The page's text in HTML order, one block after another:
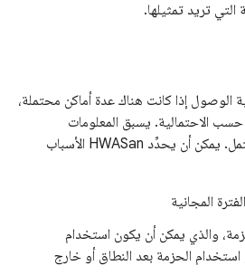
التي تريد تمثيلها.
الوصول إذا كانت هناك عدة أماكن محتملة،
الاحتمالية. يسبق المعلومات
التفصيلية حول السبب المحتمل. يمكن أن يحدِّد HWASan الأسباب
المجانية
والذي يمكن أن يكون استخدام
استخدام الحزمة بعد النطاق أو خارج